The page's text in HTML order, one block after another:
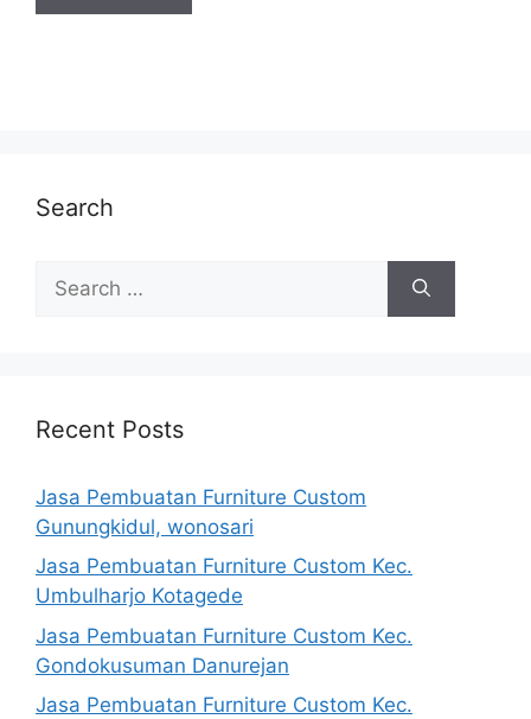
Search
for:
Recent Posts
Jasa Pembuatan Furniture Custom
Gunungkidul, wonosari
Jasa Pembuatan Furniture Custom Kec.
Umbulharjo Kotagede
Jasa Pembuatan Furniture Custom Kec.
Gondokusuman Danurejan
Jasa Pembuatan Furniture Custom Kec.